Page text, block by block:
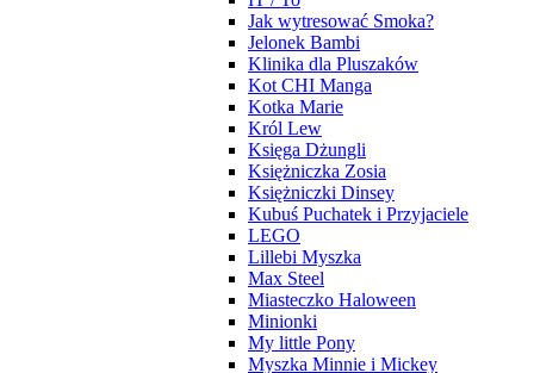
Jak wytresować Smoka?
Jelonek Bambi
Klinika dla Pluszaków
Kot CHI Manga
Kotka Marie
Król Lew
Księga Dżungli
Księżniczka Zosia
Księżniczki Dinsey
Kubuś Puchatek i Przyjaciele
LEGO
Lillebi Myszka
Max Steel
Miasteczko Haloween
Minionki
My little Pony
Myszka Minnie i Mickey